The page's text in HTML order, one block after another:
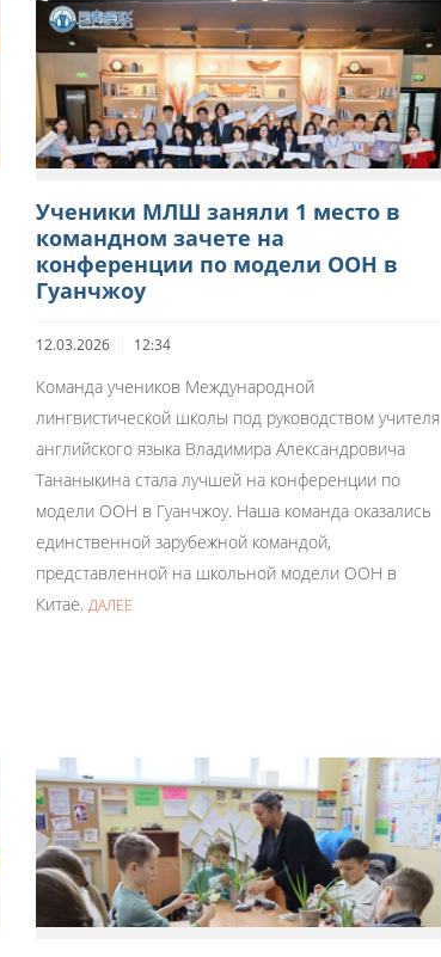
Ученики МЛШ заняли 1 место в
командном зачете на
конференции по модели ООН в
Гуанчжоу
12.03.2026 12:34
Команда учеников Международной
лингвистической школы под руководством учителя
английского языка Владимира Александровича
Тананыкина стала лучшей на конференции по
модели ООН в Гуанчжоу. Наша команда оказались
единственной зарубежной командой,
представленной на школьной модели ООН в
Китае. ДАЛЕЕ